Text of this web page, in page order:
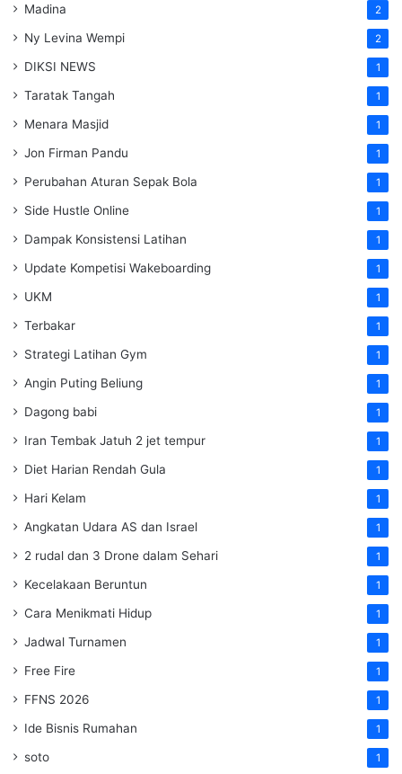
Madina 2
Ny Levina Wempi 2
DIKSI NEWS 1
Taratak Tangah 1
Menara Masjid 1
Jon Firman Pandu 1
Perubahan Aturan Sepak Bola 1
Side Hustle Online 1
Dampak Konsistensi Latihan 1
Update Kompetisi Wakeboarding 1
UKM 1
Terbakar 1
Strategi Latihan Gym 1
Angin Puting Beliung 1
Dagong babi 1
Iran Tembak Jatuh 2 jet tempur 1
Diet Harian Rendah Gula 1
Hari Kelam 1
Angkatan Udara AS dan Israel 1
2 rudal dan 3 Drone dalam Sehari 1
Kecelakaan Beruntun 1
Cara Menikmati Hidup 1
Jadwal Turnamen 1
Free Fire 1
FFNS 2026 1
Ide Bisnis Rumahan 1
soto 1